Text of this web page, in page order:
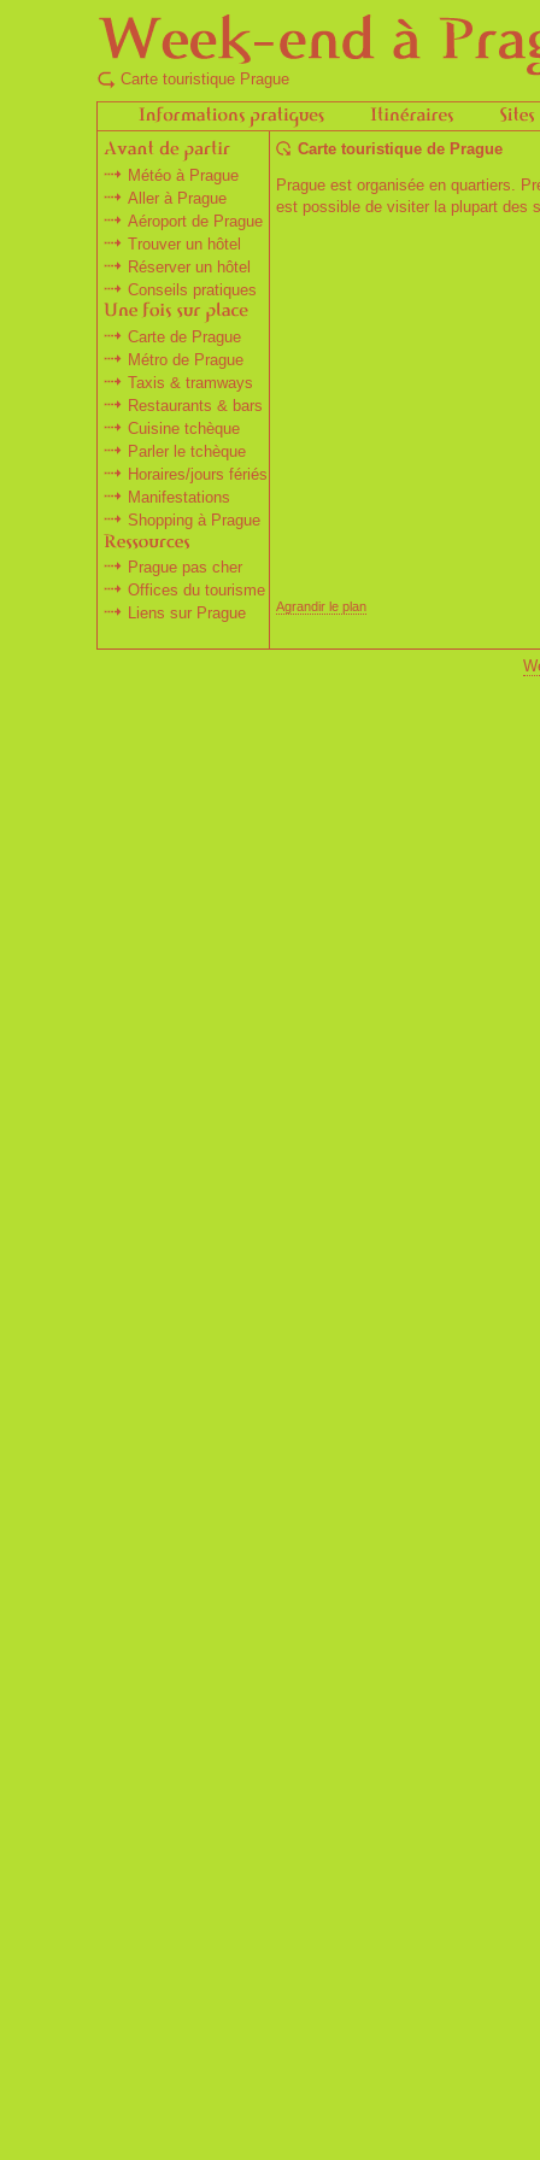
Carte touristique Prague
Météo à Prague
Aller à Prague
Aéroport de Prague
Trouver un hôtel
Réserver un hôtel
Conseils pratiques
Carte de Prague
Métro de Prague
Taxis & tramways
Restaurants & bars
Cuisine tchèque
Parler le tchèque
Horaires/jours fériés
Manifestations
Shopping à Prague
Prague pas cher
Offices du tourisme
Liens sur Prague
Carte touristique de Prague
Prague est organisée en quartiers.
est possible de visiter la plupart des
Agrandir le plan